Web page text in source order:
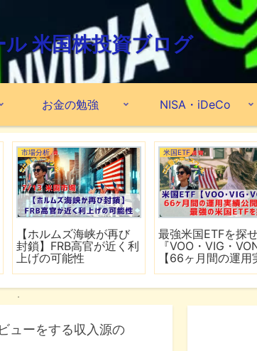
米国株投資ブログ
お金の勉強 NISA・iDeCo
市場分析
【ホルムズ海峡が再び
封鎖】FRB高官が近く利
上げの可能性
米国ETF
最強米国ETFを探せ
『VOO・VIG・
【66ヶ月間の運用
ューをする収入源の